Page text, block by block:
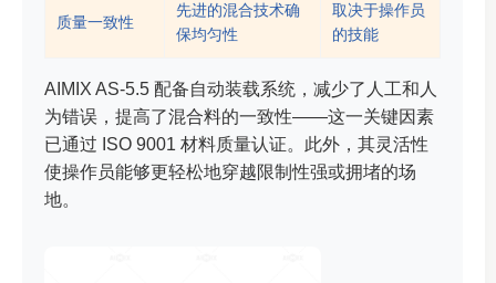
质量一致性
先进的混合技术确
保均匀性
取决于操作员
的技能
AIMIX AS-5.5 配备自动装载系统，减少了人工和人
为错误，提高了混合料的一致性——这一关键因素
已通过 ISO 9001 材料质量认证。此外，其灵活性
使操作员能够更轻松地穿越限制性强或拥堵的场
地。